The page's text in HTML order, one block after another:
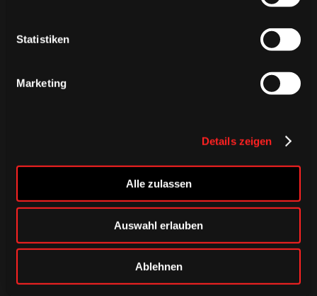
Statistiken
Marketing
Details zeigen
Alle zulassen
Auswahl erlauben
Ablehnen
DONNERSTAG, 06. AUGUST 2026
Alle Infos zum öffentlichen
Trainingsauftakt am Sonntag im
Haie-Zentrum